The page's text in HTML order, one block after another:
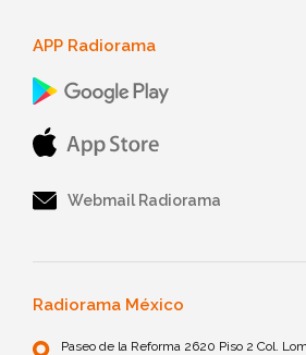
APP Radiorama
Webmail Radiorama
Radiorama México
Paseo de la Reforma 2620 Piso 2 Col.